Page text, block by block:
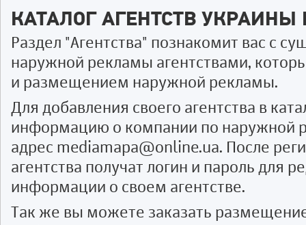
КАТАЛОГ АГЕНТСТВ
Раздел "Агентства" познакомит вас с
наружной рекламы агентствами,
и размещением наружной рекламы.
Для добавления своего агентства в
информацию о компании по наружной
адрес mediamapa@online.ua. После
агентства получат логин и пароль для
информации о своем агентстве.
Так же вы можете заказать